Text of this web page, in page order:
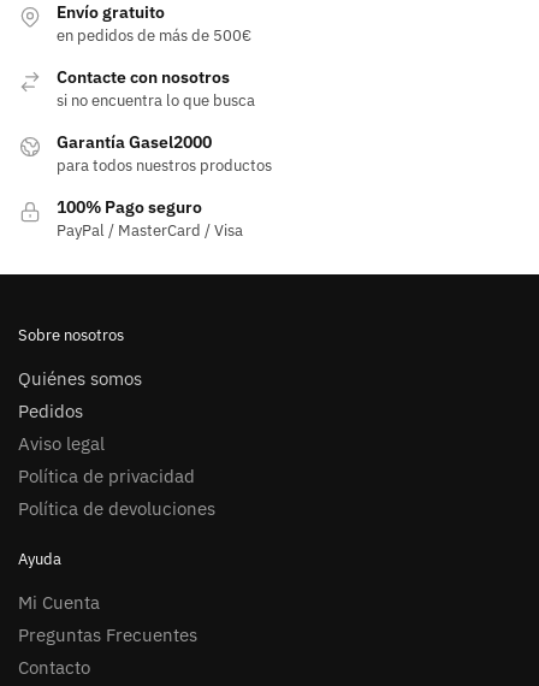
Envío gratuito
en pedidos de más de 500€
Contacte con nosotros
si no encuentra lo que busca
Garantía Gasel2000
para todos nuestros productos
100% Pago seguro
PayPal / MasterCard / Visa
Sobre nosotros
Quiénes somos
Pedidos
Aviso legal
Política de privacidad
Política de devoluciones
Ayuda
Mi Cuenta
Preguntas Frecuentes
Contacto